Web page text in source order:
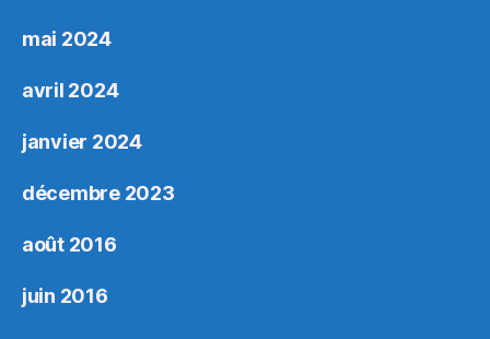
mai 2024
avril 2024
janvier 2024
décembre 2023
août 2016
juin 2016